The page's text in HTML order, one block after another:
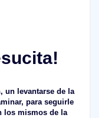
un levantarse de la
para seguirle
los mismos de la